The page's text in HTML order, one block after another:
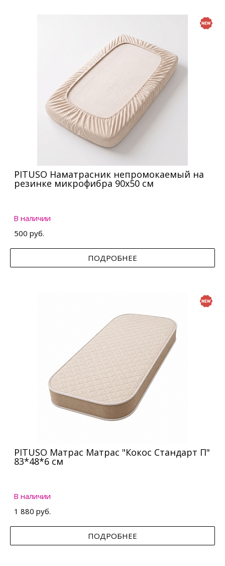
PITUSO Наматрасник непромокаемый на
резинке микрофибра 90х50 см
В наличии
500 руб.
ПОДРОБНЕЕ
PITUSO Матрас Матрас "Кокос Стандарт П"
83*48*6 см
В наличии
1 880 руб.
ПОДРОБНЕЕ